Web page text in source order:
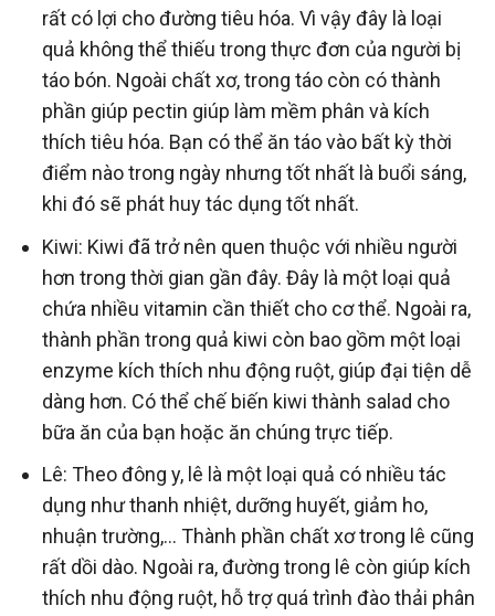
rất có lợi cho đường tiêu hóa. Vì vậy đây là loại
quả không thể thiếu trong thực đơn của người bị
táo bón. Ngoài chất xơ, trong táo còn có thành
phần giúp pectin giúp làm mềm phân và kích
thích tiêu hóa. Bạn có thể ăn táo vào bất kỳ thời
điểm nào trong ngày nhưng tốt nhất là buổi sáng,
khi đó sẽ phát huy tác dụng tốt nhất.
Kiwi: Kiwi đã trở nên quen thuộc với nhiều người
hơn trong thời gian gần đây. Đây là một loại quả
chứa nhiều vitamin cần thiết cho cơ thể. Ngoài ra,
thành phần trong quả kiwi còn bao gồm một loại
enzyme kích thích nhu động ruột, giúp đại tiện dễ
dàng hơn. Có thể chế biến kiwi thành salad cho
bữa ăn của bạn hoặc ăn chúng trực tiếp.
Lê: Theo đông y, lê là một loại quả có nhiều tác
dụng như thanh nhiệt, dưỡng huyết, giảm ho,
nhuận trường,… Thành phần chất xơ trong lê cũng
rất dồi dào. Ngoài ra, đường trong lê còn giúp kích
thích nhu động ruột, hỗ trợ quá trình đào thải phân